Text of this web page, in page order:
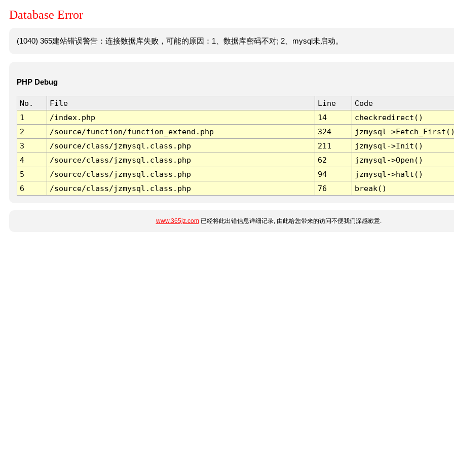
Database Error
(1040) 365建站错误警告：连接数据库失败，可能的原因：1、数据库密码不对; 2、mysql未启动。
PHP Debug
No. File Line
Code
1
/index.php 14
checkredirect()
2
/source/function/function_extend.php 324
jzmysql-
3
/source/class/jzmysql.class.php 211
jzmysql->Init()
4
/source/class/jzmysql.class.php 62
jzmysql->Open()
5
/source/class/jzmysql.class.php 94
jzmysql->halt()
6
/source/class/jzmysql.class.php 76 break()
www.365jz.com已经将此出错信息详细记录, 由此给您带来的访问不便我们深感歉意.